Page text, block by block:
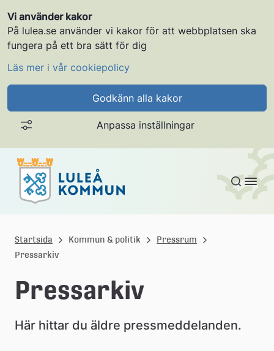
Vi använder kakor
På lulea.se använder vi kakor för att webbplatsen ska
fungera på ett bra sätt för dig
Läs mer i vår cookiepolicy
Godkänn alla kakor
Anpassa inställningar
Gå till innehållet
u
l
e
å
k
Startsida Kommun & politik
Pressrum
Pressarkiv
Pressarkiv
Här hittar du äldre pressmeddelanden.